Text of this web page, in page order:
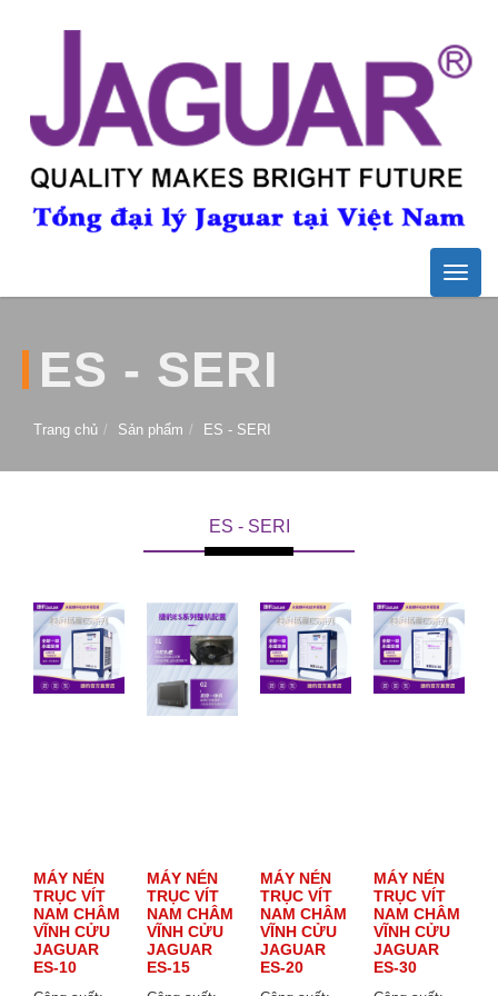
Toggle
ES - SERI
Trang chủ Sản phẩm ES - SERI
ES - SERI
MÁY NÉN
TRỤC VÍT
NAM CHÂM
VĨNH CỬU
JAGUAR
ES-10
MÁY NÉN
TRỤC VÍT
NAM CHÂM
VĨNH CỬU
JAGUAR
ES-15
MÁY NÉN
TRỤC VÍT
NAM CHÂM
VĨNH CỬU
JAGUAR
ES-20
MÁY NÉN
TRỤC VÍT
NAM CHÂM
VĨNH CỬU
JAGUAR
ES-30